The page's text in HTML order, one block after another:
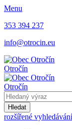
Menu
353 394 237
info@otrocin.eu
Otročín
Otročín
Hledat
rozšířené vyhledávání